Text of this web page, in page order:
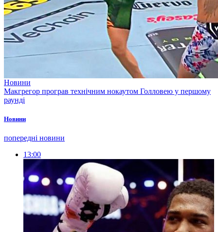
Новини
Макгрегор програв технічним нокаутом Голловею у першому
раунді
Новини
попередні новини
13:00